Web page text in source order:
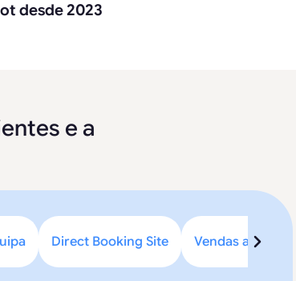
desde 2023
e a
Direct Booking Site Vendas